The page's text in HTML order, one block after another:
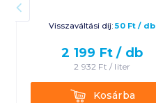
Visszaváltási díj: 50Ft / db
2 199 Ft / db
2 932 Ft / liter
KosárbaKosárba